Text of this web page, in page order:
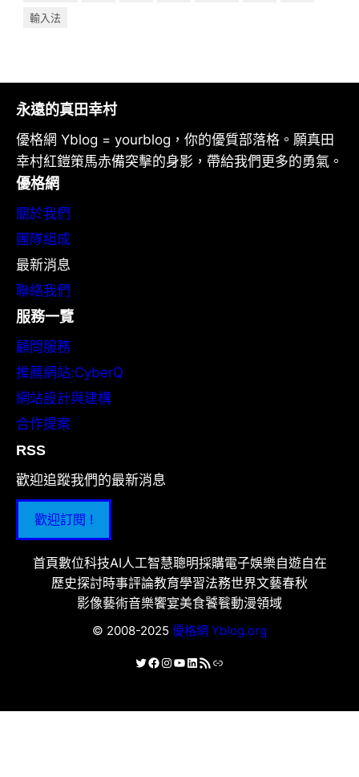
輸入法
永遠的真田幸村
優格網 Yblog = yourblog，你的優質部落格。願真田
幸村紅鎧策馬赤備突擊的身影，帶給我們更多的勇氣。
優格網
關於我們
團隊組成
最新消息
聯絡我們
服務一覽
顧問服務
推薦網站:CyberQ
網站設計與建構
合作提案
RSS
歡迎追蹤我們的最新消息
歡迎訂閱 !
首頁數位科技AI人工智慧聰明採購電子娛樂自遊自在
歷史探討時事評論教育學習法務世界文藝春秋
影像藝術音樂饗宴美食饕餮動漫領域
© 2008-2025 優格網 Yblog.org
X Facebook
Instagram
YouTube
LinkedIn
RSS 資訊提供連結